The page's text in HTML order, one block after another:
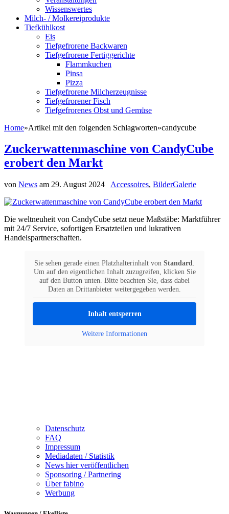
Wissenswertes
Milch- / Molkereiprodukte
Tiefkühlkost
Eis
Tiefgefrorene Backwaren
Tiefgefrorene Fertiggerichte
Flammkuchen
Pinsa
Pizza
Tiefgefrorene Milcherzeugnisse
Tiefgefrorener Fisch
Tiefgefrorenes Obst und Gemüse
Home»Artikel mit den folgenden Schlagworten»candycube
Zuckerwattenmaschine von CandyCube
erobert den Markt
von News am 29. August 2024 Accessoires, BilderGalerie
Die weltneuheit von CandyCube setzt neue Maßstäbe: Marktführer
mit 24/7 Service, sofortigen Ersatzteilen und lukrativen
Handelspartnerschaften.
Sie sehen gerade einen Platzhalterinhalt von Standard.
Um auf den eigentlichen Inhalt zuzugreifen, klicken Sie
auf den Button unten. Bitte beachten Sie, dass dabei
Daten an Drittanbieter weitergegeben werden.
Inhalt entsperren
Weitere Informationen
Datenschutz
FAQ
Impressum
Mediadaten / Statistik
News hier veröffentlichen
Sponsoring / Partnering
Über fabino
Werbung